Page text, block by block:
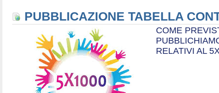
PUBBLICAZIONE TABELLA
COME
RELATIVI AL